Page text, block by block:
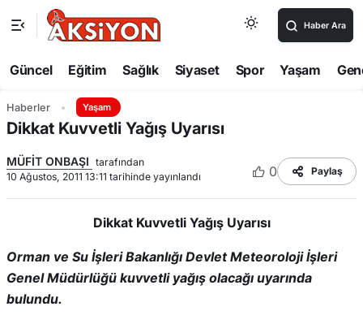
Haber Ara
Güncel Eğitim Sağlık Siyaset Spor Yaşam
Haberler Yaşam
Dikkat Kuvvetli Yağış Uyarısı
MÜFİT ONBAŞI tarafından
10 Ağustos, 2011 13:11 tarihinde yayınlandı
0 Paylaş
Dikkat Kuvvetli Yağış Uyarısı
Orman ve Su İşleri Bakanlığı Devlet Meteoroloji İşleri
Genel Müdürlüğü kuvvetli yağış olacağı uyarında
bulundu.